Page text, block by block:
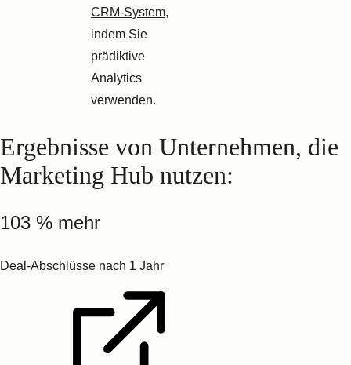
CRM-System,
indem Sie
prädiktive
Analytics
verwenden.
Ergebnisse von Unternehmen, die
Marketing Hub nutzen:
103 % mehr
Deal-Abschlüsse nach 1 Jahr